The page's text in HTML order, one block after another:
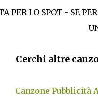
PER LO SPOT - SE
Cerchi altre
Canzone Pubblicità